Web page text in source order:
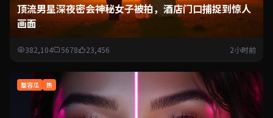
顶流男星深夜密会神秘女子被拍，酒店门口捕捉到惊人
画面
382,104 5678 23,456 2小时前
整容瓜 热